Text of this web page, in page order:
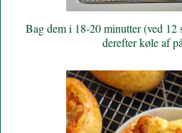
Bag dem i 18-20 minutter (ved
derefter køle af